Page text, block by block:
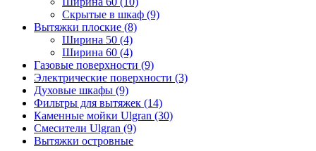
Скрытые в шкаф (9)
Вытяжки плоские (8)
Ширина 50 (4)
Ширина 60 (4)
Газовые поверхности (9)
Электрические поверхности (3)
Духовые шкафы (9)
Фильтры для вытяжек (14)
Каменные мойки Ulgran (30)
Смесители Ulgran (9)
Вытяжки островные